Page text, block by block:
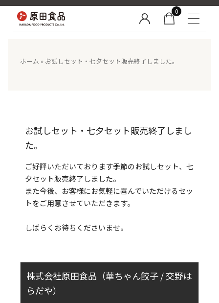
0
ホーム » お試しセット・七夕セット販売終了しました。
お試しセット・七夕セット販売終了しまし
た。
ご好評いただいております季節のお試しセット、七
夕セット販売終了しました。
また今後、お客様にお気軽に喜んでいただけるセッ
トをご用意させていただきます。
しばらくお待ちくださいませ。
株式会社原田食品（華ちゃん餃子 / 交野は
らだや）